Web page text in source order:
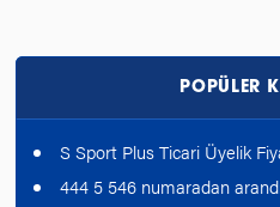
POPÜLER
S Sport Plus Ticari Üyelik
444 5 546 numaradan